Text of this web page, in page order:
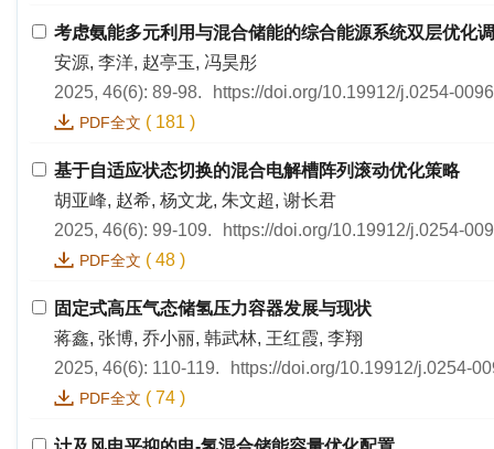
考虑氨能多元利用与混合储能的综合能源系统双层优化
安源, 李洋, 赵亭玉, 冯昊彤
2025, 46(6): 89-98.
https://doi.org/10.19912/j.0254-
PDF全文 ( 181 )
基于自适应状态切换的混合电解槽阵列滚动优化策略
胡亚峰, 赵希, 杨文龙, 朱文超, 谢长君
2025, 46(6): 99-109.
https://doi.org/10.19912/j.0254-
PDF全文 ( 48 )
固定式高压气态储氢压力容器发展与现状
蒋鑫, 张博, 乔小丽, 韩武林, 王红霞, 李翔
2025, 46(6): 110-119.
https://doi.org/10.19912/j.0254-
PDF全文 ( 74 )